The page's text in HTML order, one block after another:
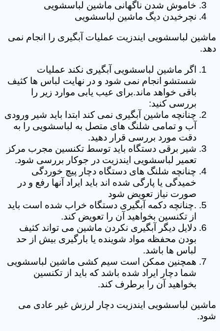
خاموش شدن ناگهانی ماشین لباسشویی
نچرخیدن دیگ ماشین لباسشویی
ماشین لباسشویی ایندزیت عملیات آبگیری را انجام نمی
دهد.
اگر ماشین لباسشویی آبگیری نکند عملیات
شستشو انجام نمی شود و در نهایت لباس ها کثیف
باقی خواهد ماند.برای عیب یابی موارد زیر را
بررسی کنید:
چنانچه ماشین آبگیری نمی کند ابتدا باید شیر ورودی
آب و تمامی شلنگ های متصل به لباسشویی را به
دقت مورد بررسی قرار دهید.
شیر برقی دستگاه باید توسط تکنسین مجرب مرکز
تعمیر لباسشویی ایندزیت در جوکار بررسی شود.
چنانچه شلنگ های دستگاه دچار پیچ خوردگی
خمیدگی یا پارگی شده اند باید ایراد آنها رفع و در
صورت نیاز تعویض شود
.چنانچه دکمه آبگیری دستگاه خراب شده است باید
از تکنسین بخواهید آن را تعویض کند.
دلایل دیگر آبگیری نکردن ماشین می تواند کثیف
بودن محفظه مواد شوینده یا بارگیری بیش از حد
لباس ها باشد.
همچنین ممکن است سیم کشی ماشین لباسشویی
شما دچار ایراد شده باشد که باید از تکنسین
بخواهید آن را برطرف کند.
ماشین لباسشویی ایندزیت دچار لرزش غیر عادی می
شود.